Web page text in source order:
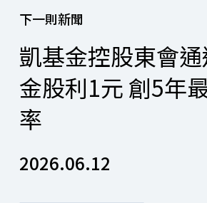
下一則新聞
凱基金控股東會
金股利1元 創5年
率
2026.06.12